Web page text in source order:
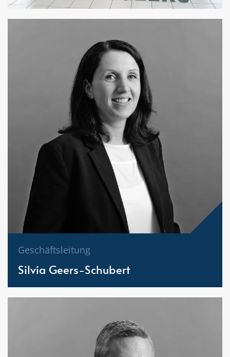
Geschäftsleitung
Silvia Geers-Schubert